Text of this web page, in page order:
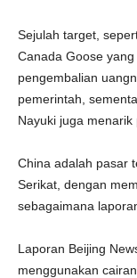
Sejulah target,
Canada Goose
pengembalian
pemerintah,
Nayuki juga menarik
China adalah pasar
Serikat, dengan
sebagaimana
Laporan Beijing
menggunakan